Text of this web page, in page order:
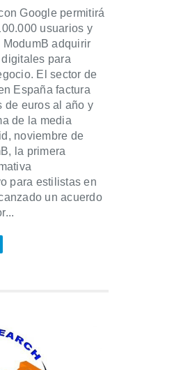
Google permitirá
usuarios y
adquirir
para
El sector de
España factura
de euros al año y
de la media
noviembre de
la primera
para estilistas en
un acuerdo